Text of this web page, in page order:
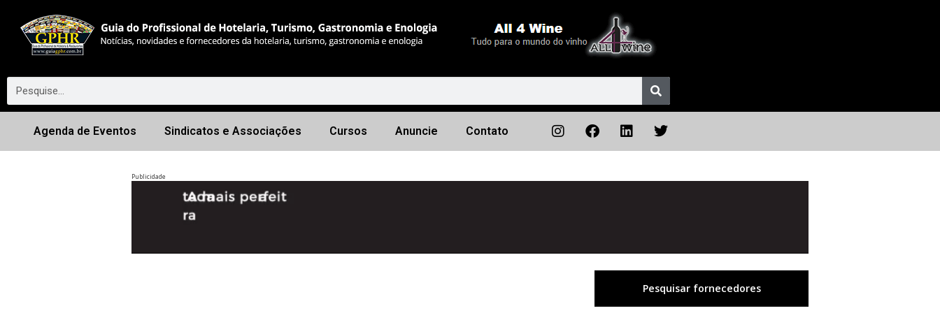
Agenda de Eventos Sindicatos e Associações Cursos Anuncie Contato
Publicidade
Próximo
Pesquisar fornecedores